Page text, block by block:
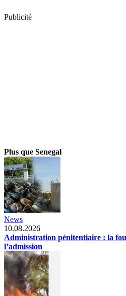
Publicité
Plus que Senegal
News
10.08.2026
Administration pénitentiaire : la
l’admission